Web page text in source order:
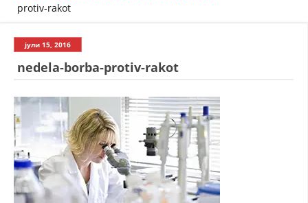
HISTORIA E KRYQIT TË KUQ
ИСТОРИЈАТ НА ДВИЖЕЊЕТО
protiv-rakot
јули 15, 2016
nedela-borba-protiv-rakot